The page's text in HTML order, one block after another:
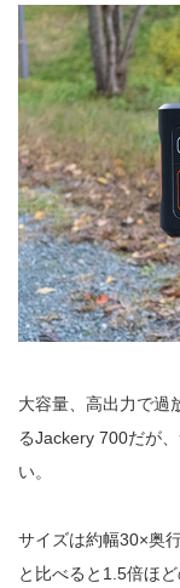
大容量、高出力で過
るJackery 700だが
い。
サイズは約幅30×奥
と比べると1.5倍ほ